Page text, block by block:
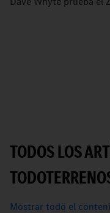
TODOS LOS
Mostrar todo el